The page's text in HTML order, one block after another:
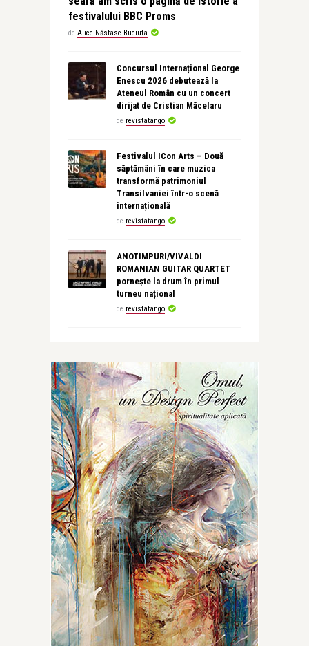
festivalului BBC Proms
de Alice Năstase Buciuta
Concursul Internațional George
Enescu 2026 debutează la
Ateneul Român cu un concert
dirijat de Cristian Măcelaru
de revistatango
Festivalul ICon Arts – Două
săptămâni în care muzica
transformă patrimoniul
Transilvaniei într-o scenă
internațională
de revistatango
ANOTIMPURI/VIVALDI
ROMANIAN GUITAR QUARTET
pornește la drum în primul
turneu național
de revistatango